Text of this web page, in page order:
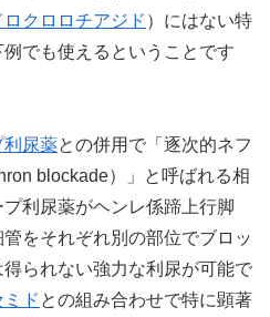
ロクロロチアジド ）にはない特
でも使えるということです
利尿薬との併用で「逐次的ネフ
blockade）」と呼ばれる相
利尿薬がヘンレ係蹄上行脚
をそれぞれ別の部位でブロッ
られない強力な利尿が可能で
ミド との組み合わせで特に顕著